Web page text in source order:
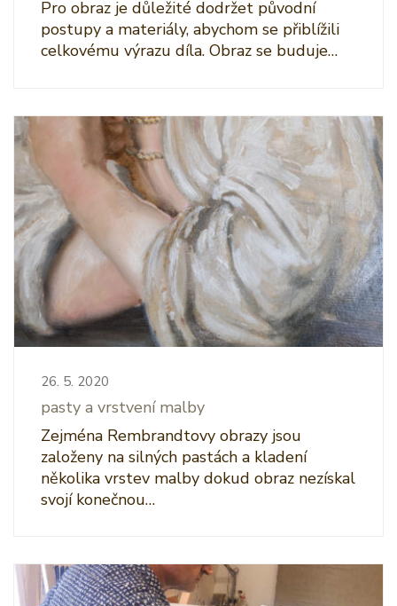
Pro obraz je důležité dodržet původní
postupy a materiály, abychom se přiblížili
celkovému výrazu díla. Obraz se buduje…
26. 5. 2020
pasty a vrstvení malby
Zejména Rembrandtovy obrazy jsou
založeny na silných pastách a kladení
několika vrstev malby dokud obraz nezískal
svojí konečnou…